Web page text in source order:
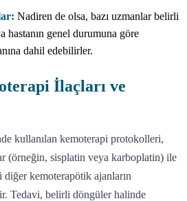
Nadiren de olsa, bazı uzmanlar belirli
genel durumuna göre
dahil edebilirler.
İlaçları ve
kullanılan kemoterapi protokolleri,
(örneğin, sisplatin veya karboplatin) ile
kemoterapötik ajanların
Tedavi, belirli döngüler halinde